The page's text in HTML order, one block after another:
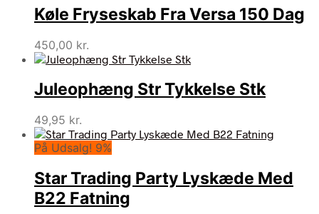
Køle Fryseskab Fra Versa 150 Dag
450,00 kr.
Juleophæng Str Tykkelse Stk
49,95 kr.
På Udsalg! 9%
Star Trading Party Lyskæde Med
B22 Fatning